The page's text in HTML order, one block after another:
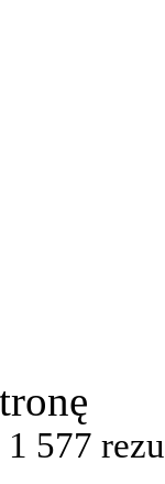
577